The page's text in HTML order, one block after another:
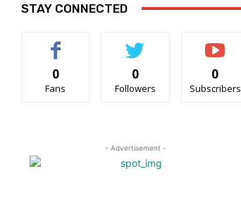
STAY CONNECTED
0
Fans
0
Followers
0
Subscribers
- Advertisement -